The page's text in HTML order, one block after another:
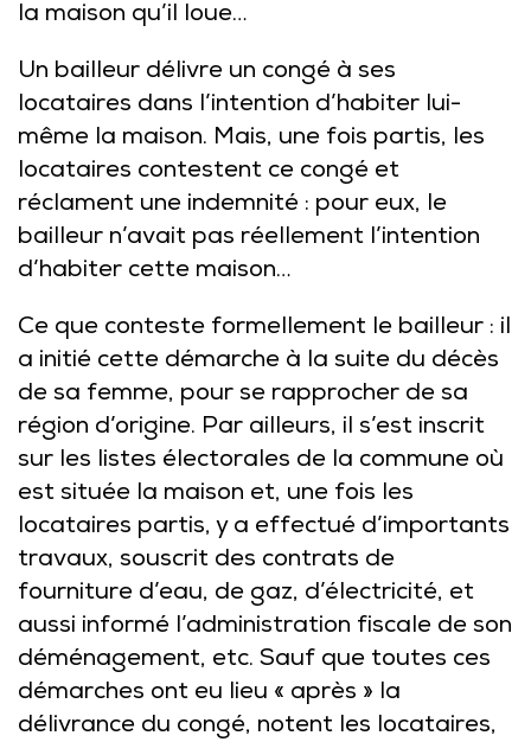
la maison qu’il loue…
Un bailleur délivre un congé à ses
locataires dans l’intention d’habiter lui-
même la maison. Mais, une fois partis, les
locataires contestent ce congé et
réclament une indemnité : pour eux, le
bailleur n’avait pas réellement l’intention
d’habiter cette maison…
Ce que conteste formellement le bailleur : il
a initié cette démarche à la suite du décès
de sa femme, pour se rapprocher de sa
région d’origine. Par ailleurs, il s’est inscrit
sur les listes électorales de la commune où
est située la maison et, une fois les
locataires partis, y a effectué d’importants
travaux, souscrit des contrats de
fourniture d’eau, de gaz, d’électricité, et
aussi informé l’administration fiscale de son
déménagement, etc. Sauf que toutes ces
démarches ont eu lieu « après » la
délivrance du congé, notent les locataires,